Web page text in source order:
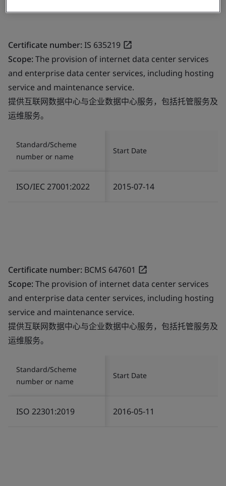
Certificate number:IS 635219
Scope:The provision of internet data center services
and enterprise data center services, including hosting
service and maintenance service.
提供互联网数据中心与企业数据中心服务，包括托管服务及
运维服务。
Standard/Scheme
number or name
Start Date
ISO/IEC 27001:2022 2015-07-14
Certificate number: BCMS 647601
Scope:The provision of internet data center services
and enterprise data center services, including hosting
service and maintenance service.
提供互联网数据中心与企业数据中心服务，包括托管服务及
运维服务。
Standard/Scheme
number or name
Start Date
ISO 22301:2019 2016-05-11